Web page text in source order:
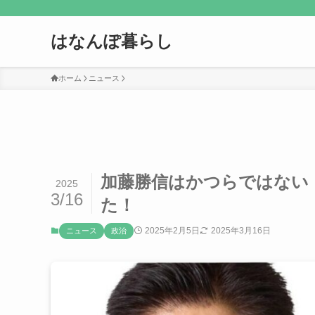
はなんぽ暮らし
ホーム ニュース
加藤勝信はかつらではな
た！
2025
3/16
ニュース 政治 2025年2月5日 2025年3月16日